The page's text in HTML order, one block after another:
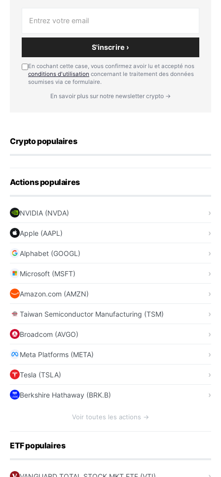
S'inscrire ›
En cochant cette case, vous confirmez avoir lu et accepté nos
conditions d'utilisation concernant le traitement des données
soumises via ce formulaire.
En savoir plus sur notre newsletter crypto →
Crypto populaires
Actions populaires
NVIDIA (NVDA)
Apple (AAPL)
Alphabet (GOOGL)
Microsoft (MSFT)
Amazon.com (AMZN)
Taiwan Semiconductor Manufacturing (TSM)
Broadcom (AVGO)
Meta Platforms (META)
Tesla (TSLA)
Berkshire Hathaway (BRK.B)
Voir toutes les actions →
ETF populaires